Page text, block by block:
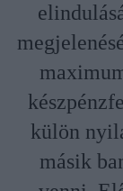
külön
másik